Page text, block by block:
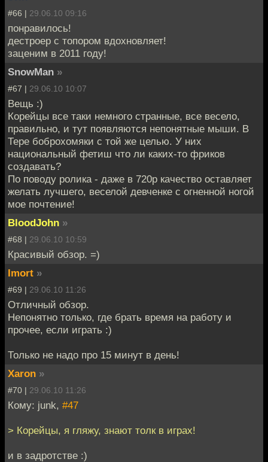
#66 | 29.06.10 09:16
понравилось!
дестроер с топором вдохновляет!
заценим в 2011 году!
SnowMan »
#67 | 29.06.10 10:07
Вещь :)
Корейцы все таки немного странные, все весело,
правильно, и тут появляются непонятные мыши. В
Тере боброхомяки с той же целью. У них
национальный фетиш что ли каких-то фриков
создавать?
По поводу ролика - даже в 720р качество оставляет
желать лучшего, веселой девченке с огненной ногой
мое почтение!
BloodJohn »
#68 | 29.06.10 10:59
Красивый обзор. =)
Imort »
#69 | 29.06.10 11:26
Отличный обзор.
Непонятно только, где брать время на работу и
прочее, если играть :)
Только не надо про 15 минут в день!
Xaron »
#70 | 29.06.10 11:26
Кому: junk, #47
> Корейцы, я гляжу, знают толк в играх!
и в задротстве :)